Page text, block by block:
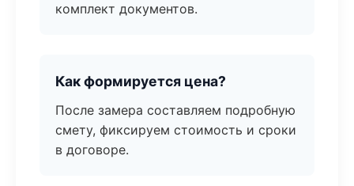
комплект документов.
Как формируется цена?
После замера составляем подробную
смету, фиксируем стоимость и сроки
в договоре.